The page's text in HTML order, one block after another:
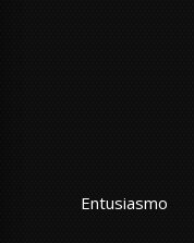
Entusiasmo